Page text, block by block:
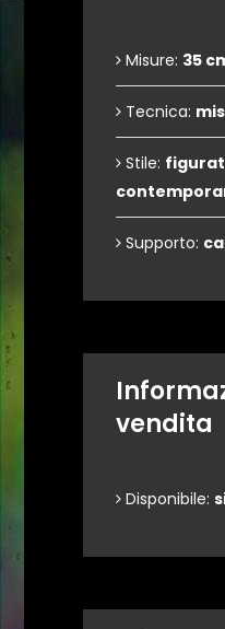
Misure: 35
Tecnica:
Stile:
Supporto:
vendita
Disponibile: